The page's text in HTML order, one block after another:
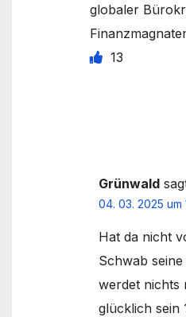
globaler
13
Grünwald
04. 03. 2025 um
Hat da nicht
Schwab
werdet nichts
glücklich sein